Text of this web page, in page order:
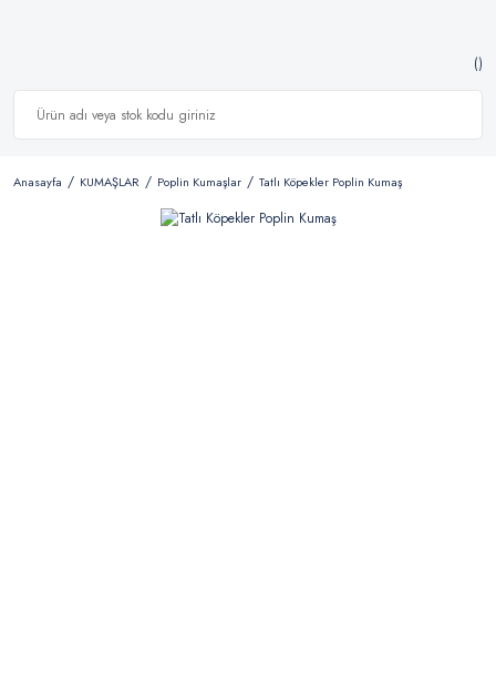
Anasayfa KUMAŞLAR Poplin Kumaşlar Tatlı Köpekler Poplin Kumaş